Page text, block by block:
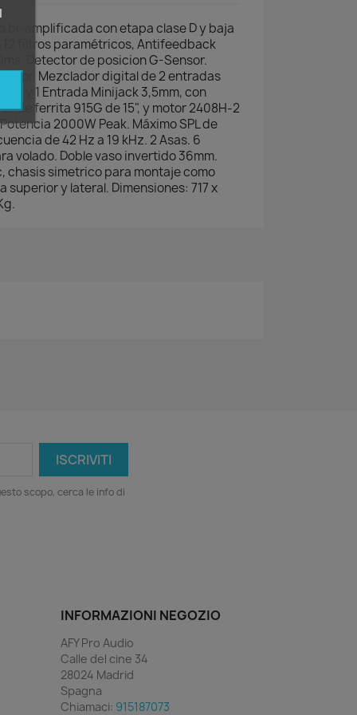
bi-amplificada con etapa clase D y baja
12 filtros paramétricos, Antifeedback
Detector de posicion G-Sensor.
color. Mezclador digital de 2 entradas
y 1 Entrada Minijack 3,5mm, con
de ferrita 915G de 15", y motor 2408H-2
2000W Peak. Máximo SPL de
de 42 Hz a 19 kHz. 2 Asas. 6
volado. Doble vaso invertido 36mm.
chasis simetrico para montaje como
superior y lateral. Dimensiones: 717 x
scopo, cerca le info di
INFORMAZIONI NEGOZIO
AFY Pro Audio
Calle del cine 34
28024 Madrid
Spagna
Chiamaci: 915187073